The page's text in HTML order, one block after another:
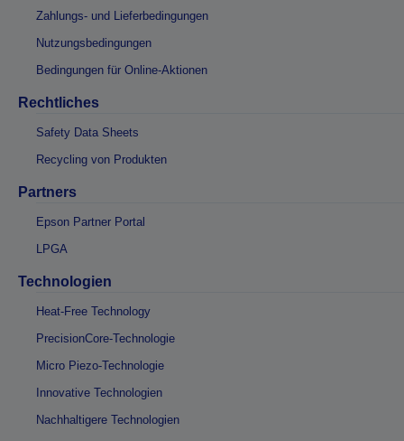
Zahlungs- und Lieferbedingungen
Nutzungsbedingungen
Bedingungen für Online-Aktionen
Rechtliches
Safety Data Sheets
Recycling von Produkten
Partners
Epson Partner Portal
LPGA
Technologien
Heat-Free Technology
PrecisionCore-Technologie
Micro Piezo-Technologie
Innovative Technologien
Nachhaltigere Technologien